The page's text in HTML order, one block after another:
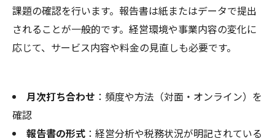
課題の確認を行います。報告書は紙またはデータで提出
されることが一般的です。経営環境や事業内容の変化に
応じて、サービス内容や料金の見直しも必要です。
月次打ち合わせ ：頻度や方法（対面・オンライン）を
確認
報告書の形式：経営分析や税務状況が明記されている